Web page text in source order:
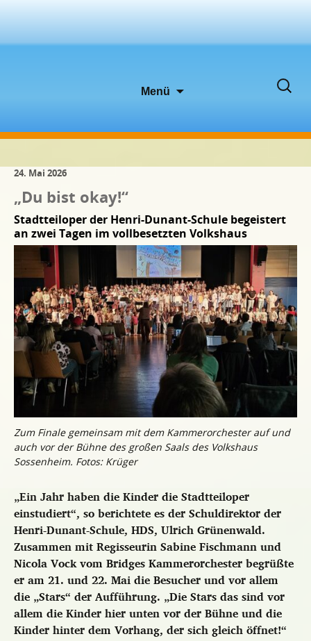
Menü
Suchen
24. Mai 2026
„Du bist okay!“
Stadtteiloper der Henri-Dunant-Schule begeistert
an zwei Tagen im vollbesetzten Volkshaus
Zum Finale gemeinsam mit dem Kammerorchester auf und
auch vor der Bühne des großen Saals des Volkshaus
Sossenheim. Fotos: Krüger
„Ein Jahr haben die Kinder die Stadtteiloper
einstudiert“, so berichtete es der Schuldirektor der
Henri-Dunant-Schule, HDS, Ulrich Grünenwald.
Zusammen mit Regisseurin Sabine Fischmann und
Nicola Vock vom Bridges Kammerorchester begrüßte
er am 21. und 22. Mai die Besucher und vor allem
die „Stars“ der Aufführung. „Die Stars das sind vor
allem die Kinder hier unten vor der Bühne und die
Kinder hinter dem Vorhang, der sich gleich öffnet!“